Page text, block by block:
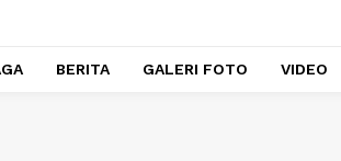
BERITA GALERI FOTO VIDEO